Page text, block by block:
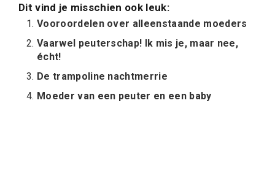
Dit vind je misschien ook leuk:
Vooroordelen over alleenstaande moeders
Vaarwel peuterschap! Ik mis je, maar nee,
écht!
De trampoline nachtmerrie
Moeder van een peuter en een baby